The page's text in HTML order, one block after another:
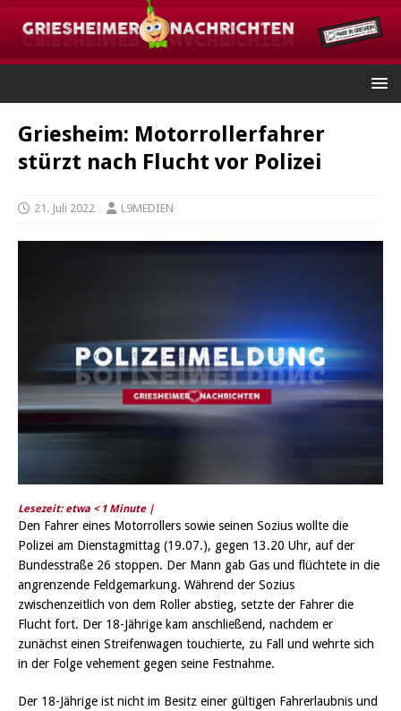
Griesheim: Motorrollerfahrer
stürzt nach Flucht vor Polizei
21. Juli 2022 L9MEDIEN
Lesezeit: etwa < 1 Minute |
Den Fahrer eines Motorrollers sowie seinen Sozius wollte die
Polizei am Dienstagmittag (19.07.), gegen 13.20 Uhr, auf der
Bundesstraße 26 stoppen. Der Mann gab Gas und flüchtete in die
angrenzende Feldgemarkung. Während der Sozius
zwischenzeitlich von dem Roller abstieg, setzte der Fahrer die
Flucht fort. Der 18-Jährige kam anschließend, nachdem er
zunächst einen Streifenwagen touchierte, zu Fall und wehrte sich
in der Folge vehement gegen seine Festnahme.
Der 18-Jährige ist nicht im Besitz einer gültigen Fahrerlaubnis und